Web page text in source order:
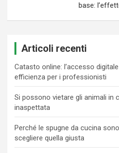
base:
Articoli recenti
Catasto online: l’accesso
efficienza per i professionisti
Si possono vietare gli animali in
inaspettata
Perché le spugne da cucina
scegliere quella giusta